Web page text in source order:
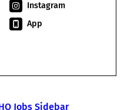
Instagram
App